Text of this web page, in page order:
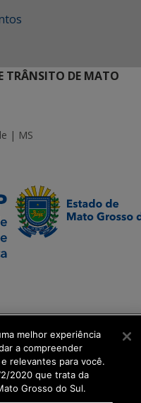
TRÂNSITO DE MATO
| MS
melhor experiência
a compreender
relevantes para você.
2020 que trata da
Grosso do Sul.